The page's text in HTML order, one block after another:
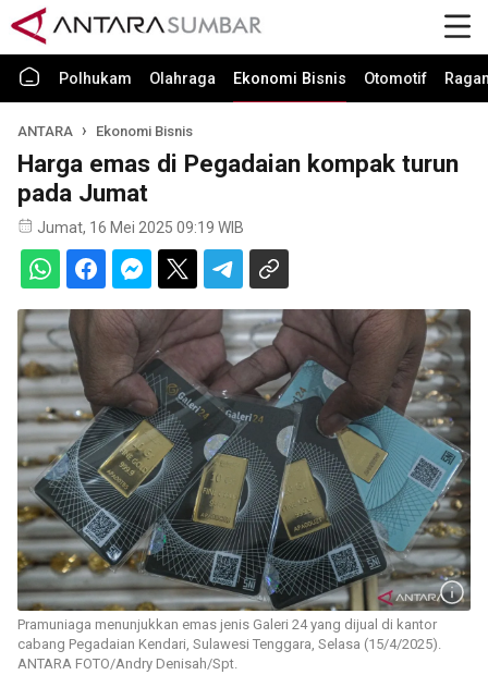
Polhukam Olahraga Ekonomi Bisnis Otomotif
ANTARA Ekonomi Bisnis
Harga emas di Pegadaian kompak turun
pada Jumat
Jumat, 16 Mei 2025 09:19 WIB
Pramuniaga menunjukkan emas jenis Galeri 24 yang dijual di kantor
cabang Pegadaian Kendari, Sulawesi Tenggara, Selasa (15/4/2025).
ANTARA FOTO/Andry Denisah/Spt.